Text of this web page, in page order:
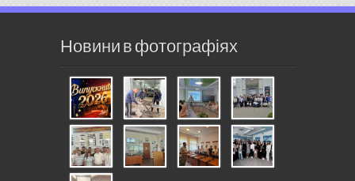
Новини в фотографіях